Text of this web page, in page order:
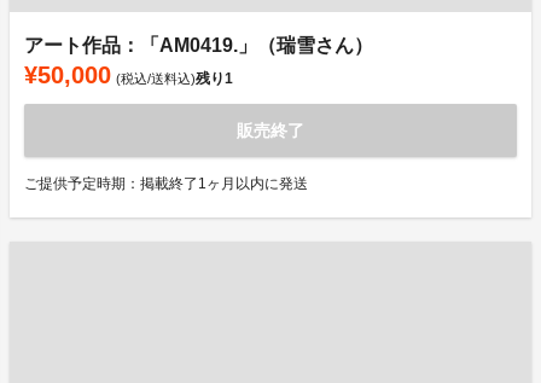
アート作品：「AM0419.」（瑞雪さん）
¥50,000 (税込/送料込)残り1
販売終了
ご提供予定時期：掲載終了1ヶ月以内に発送